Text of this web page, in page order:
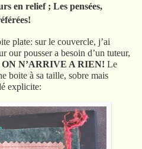
en relief ; Les pensées,
plate: sur le couvercle, j’ai
our pousser a besoin d’un tuteur,
N’ARRIVE A RIEN! Le
boite à sa taille, sobre mais
explicite: